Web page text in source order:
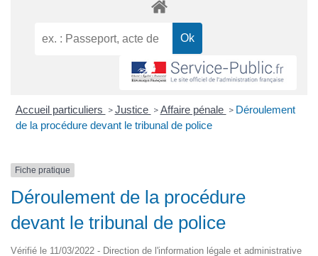
Accueil particuliers > Justice > Affaire pénale > Déroulement
de la procédure devant le tribunal de police
Fiche pratique
Déroulement de la procédure
devant le tribunal de police
Vérifié le 11/03/2022 - Direction de l'information légale et administrative